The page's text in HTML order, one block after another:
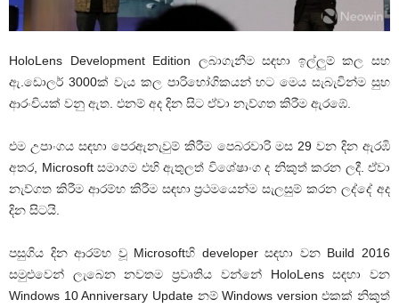
HoloLens Development Edition ලබාගැනීම සඳහා ඉල්ලුම් කල සහ
ඇ.ඩොලර් 3000ක් වැය කල පාරිභෝගිකයන් හට මෙය සැබැවින්ම සුභ
ආරංචියක් වනු ඇත. එනම් අද දින සිට ඒවා නැව්ගත කිරීම ඇරඹේ.
එම උපාංගය සඳහා පෙරඇනැවුම් කිරීම පෙබරවාරි මස 29 වන දින ඇරඹි
අතර, Microsoft සමාගම එහි ඇතුලත් විශේෂාංග ද නිකුත් කරන ලදී. ඒවා
නැව්ගත කිරීම ආරම්භ කිරීම සඳහා ප්‍රථමයෙන්ම සැලසුම් කරන ලද්දේ අද
දින සිටයි.
පසුගිය දින ආරම්භ වූ Microsoftහි developer සඳහා වන Build 2016
සමුළුවෙන් ලැබෙන නවතම ප්‍රවෘතිය වන්නේ HoloLens සඳහා වන
Windows 10 Anniversary Update නම් Windows version එකක් නිකුත්